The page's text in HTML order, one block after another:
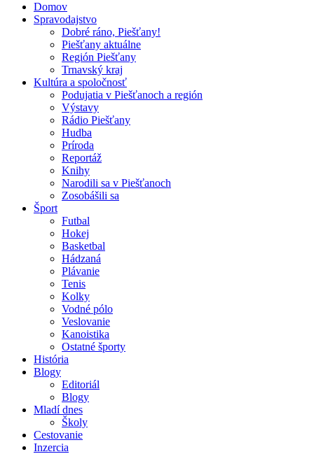
Domov
Spravodajstvo
Dobré ráno, Piešťany!
Piešťany aktuálne
Región Piešťany
Trnavský kraj
Kultúra a spoločnosť
Podujatia v Piešťanoch a región
Výstavy
Rádio Piešťany
Hudba
Príroda
Reportáž
Knihy
Narodili sa v Piešťanoch
Zosobášili sa
Šport
Futbal
Hokej
Basketbal
Hádzaná
Plávanie
Tenis
Kolky
Vodné pólo
Veslovanie
Kanoistika
Ostatné športy
História
Blogy
Editoriál
Blogy
Mladí dnes
Školy
Cestovanie
Inzercia